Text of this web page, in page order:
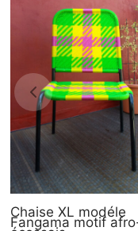
Chaise XL modéle
Fangama motif